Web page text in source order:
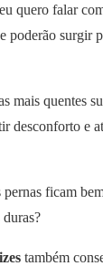
quero falar
poderão surgir
mais quentes
desconforto e
ficam
duras?
também